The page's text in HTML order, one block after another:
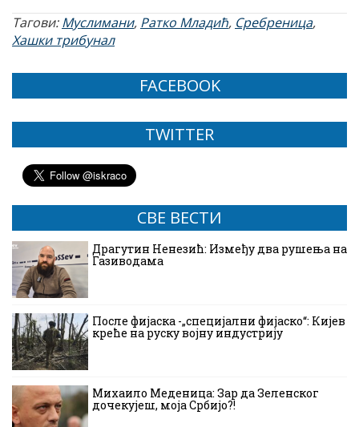
Тагови:Муслимани, Ратко Младић, Сребреница,
Хашки трибунал
FACEBOOK
TWITTER
СВЕ ВЕСТИ
Драгутин Ненезић: Између два рушења на
Газиводама
После фијаска -„специјални фијаско“: Кијев
креће на руску војну индустрију
Михаило Меденица: Зар да Зеленског
дочекујеш, моја Србијо?!